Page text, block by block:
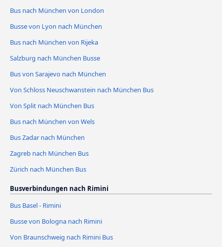
Bus nach München von London
Busse von Lyon nach München
Bus nach München von Rijeka
Salzburg nach München Busse
Bus von Sarajevo nach München
Von Schloss Neuschwanstein nach München Bus
Von Split nach München Bus
Bus nach München von Wels
Bus Zadar nach München
Zagreb nach München Bus
Zürich nach München Bus
Busverbindungen nach Rimini
Bus Basel - Rimini
Busse von Bologna nach Rimini
Von Braunschweig nach Rimini Bus